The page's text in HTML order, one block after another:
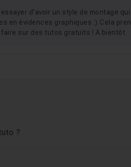
d'avoir un style de montage
en évidences graphiques :) Cela
sur des tutos gratuits ! A bientôt
?